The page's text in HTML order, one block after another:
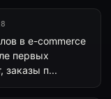
в e-commerce
первых
заказы п...